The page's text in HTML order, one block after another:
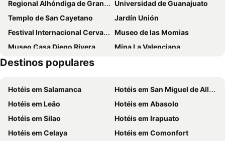
Regional Alhóndiga de Granaditas
Universidad de Guanajuato
Templo de San Cayetano
Jardín Unión
Festival Internacional Cervantino
Museo de las Momias
Museo Casa Diego Rivera
Mina La Valenciana
Forum Cultural Guanajuato
Basílica de Nuestra Señora de Guanajuato
Destinos populares
Hotéis em Salamanca
Hotéis em San Miguel de Allende
Hotéis em Leão
Hotéis em Abasolo
Hotéis em Silao
Hotéis em Irapuato
Hotéis em Celaya
Hotéis em Comonfort